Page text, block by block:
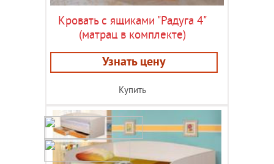
Кровать с ящиками "Радуга 4"
(матрац в комплекте)
Узнать цену
Купить